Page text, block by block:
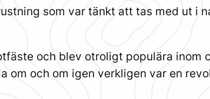
som var tänkt att tas med ut i
och blev otroligt populära inom
och om igen verkligen var en